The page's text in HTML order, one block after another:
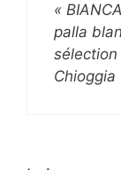
«
palla
Chioggia